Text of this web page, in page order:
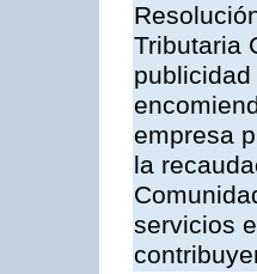
Tributaria
empresa
la
servicios